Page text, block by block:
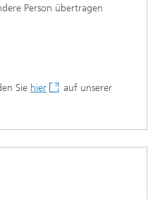
Person übertragen
Sie hier
auf unserer